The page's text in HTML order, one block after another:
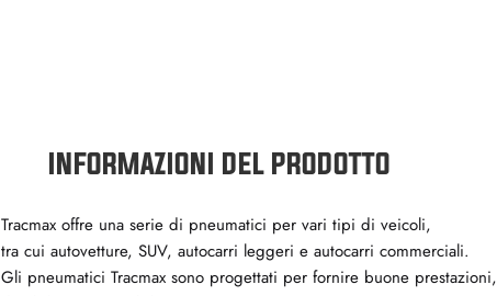
INFORMAZIONI DEL PRODOTTO
Tracmax offre una serie di pneumatici per vari tipi di veicoli,
tra cui autovetture, SUV, autocarri leggeri e autocarri commerciali.
Gli pneumatici Tracmax sono progettati per fornire buone prestazioni,